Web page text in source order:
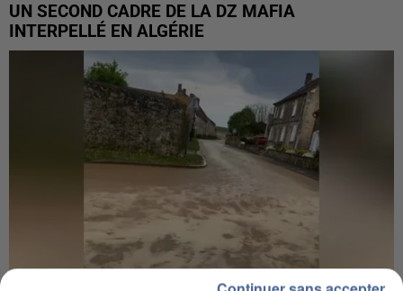
UN SECOND CADRE DE LA DZ MAFIA
INTERPELLÉ EN ALGÉRIE